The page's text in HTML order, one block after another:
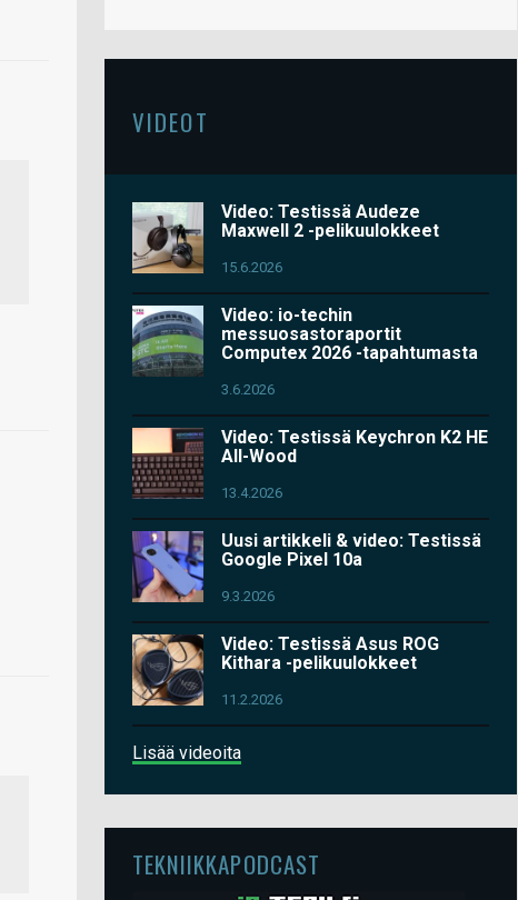
VIDEOT
Video: Testissä Audeze
Maxwell 2 -pelikuulokkeet
15.6.2026
Video: io-techin
messuosastoraportit
Computex 2026 -tapahtumasta
3.6.2026
Video: Testissä Keychron K2 HE
All-Wood
13.4.2026
Uusi artikkeli & video: Testissä
Google Pixel 10a
9.3.2026
Video: Testissä Asus ROG
Kithara -pelikuulokkeet
11.2.2026
Lisää videoita
TEKNIIKKAPODCAST